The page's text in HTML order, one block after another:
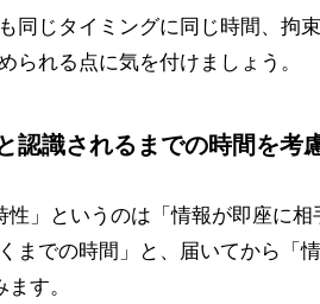
同じタイミングに同じ時間、拘
られる点に気を付けましょう。
認識されるまでの時間を考
」というのは「情報が即座に
までの時間」と、届いてから「
す。